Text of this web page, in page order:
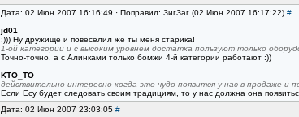
Дата: 02 Июн 2007 16:16:49 · Поправил: ЗигЗаг (02 Июн 2007 16:17:22) #
jd01
:))) Ну дружище и повеселил же ты меня старика!
1-ой категории и с высоким уровнем достатка пользуют только
Точно-точно, а с Алинками только бомжи 4-й категории работают :))
KTO_TO
действительно интересно когда это чудо появится у нас в продаже и
Если Есу будет следовать своим традициям, то у нас должна она
Дата: 02 Июн 2007 23:03:05 #